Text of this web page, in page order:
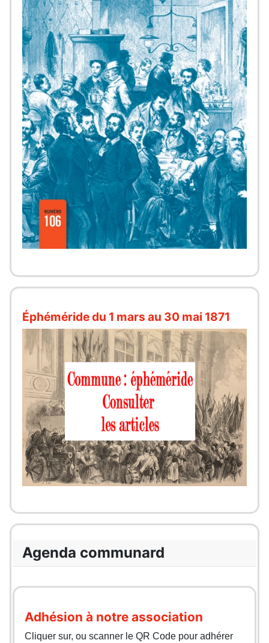
Éphéméride du 1 mars au 30 mai 1871
Agenda communard
Adhésion à notre association
Cliquer sur, ou scanner le QR Code pour adhérer